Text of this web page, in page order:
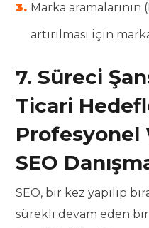
Marka aramalarının
artırılması için
7. Süreci
Ticari
Profesyonel
SEO
SEO, bir kez yapılıp
sürekli devam eden